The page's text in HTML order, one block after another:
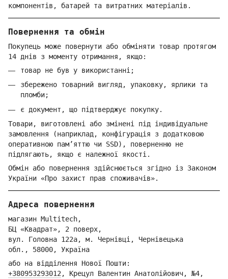
компонентів, батарей та витратних матеріалів.
Повернення та обмін
Покупець може повернути або обміняти товар протягом
14 днів з моменту отримання, якщо:
товар не був у використанні;
збережено товарний вигляд, упаковку, ярлики та
пломби;
є документ, що підтверджує покупку.
Товари, виготовлені або змінені під індивідуальне
замовлення (наприклад, конфігурація з додатковою
оперативною пам’яттю чи SSD), поверненню не
підлягають, якщо є належної якості.
Обмін або повернення здійснюється згідно із Законом
України «Про захист прав споживачів».
Адреса повернення
магазин Multitech,
БЦ «Квадрат», 2 поверх,
вул. Головна 122а, м. Чернівці, Чернівецька
обл., 58000, Україна
або на відділення Нової Пошти:
+380953293012 , Крецул Валентин Анатолійович, №4,